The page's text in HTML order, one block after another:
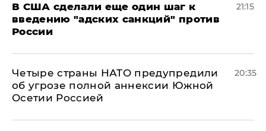
В США сделали еще один шаг к
введению "адских санкций" против
России
21:15
Четыре страны НАТО предупредили
об угрозе полной аннексии Южной
Осетии Россией
20:35